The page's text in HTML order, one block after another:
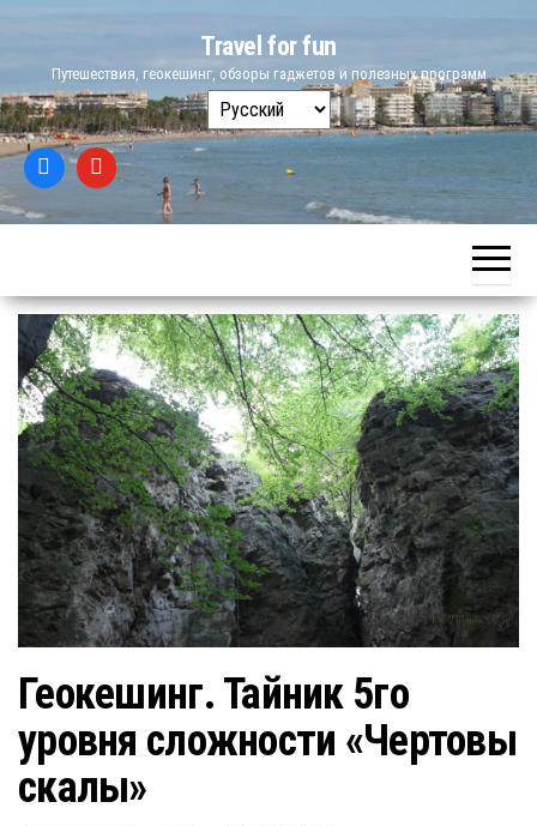
content
Travel for fun
Путешествия, геокешинг, обзоры гаджетов и полезных программ
Выбрать
язык
Геокешинг. Тайник 5го
уровня сложности «Чертовы
скалы»